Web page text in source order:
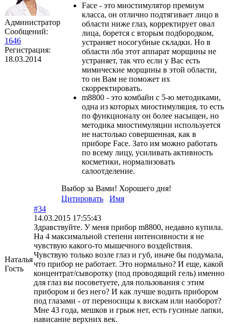
Администратор
Сообщений:
1646
Регистрация:
18.03.2014
Face - это миостимулятор премиум
класса, он отлично подтягивает лицо в
области ниже глаз, корректирует овал
лица, борется с вторым подбородком,
устраняет носогубные складки. Но в
области лба этот аппарат морщины не
устраняет, так что если у Вас есть
мимические морщины в этой области,
то он Вам не поможет их
скорректировать.
m8800 - это комбайн с 5-ю методиками,
одна из которых миостимуляция, то есть
по функционалу он более насыщен, но
методика миостимуляции используется
не настолько совершенная, как в
приборе Face. Зато им можно работать
по всему лицу, усиливать активность
косметики, нормализовать
салоотделение.
Выбор за Вами! Хорошего дня!
Цитировать
Имя
Наталья
Гость
#34
14.03.2015 17:55:43
Здравствуйте. У меня прибор m8800, недавно купила.
На 4 максимальной степени интенсивности я не
чувствую какого-то мышечного воздействия.
Чувствую только возле глаз и губ, иначе бы подумала,
что прибор не работает. Это нормально? И еще, какой
концентрат/сыворотку (под проводящий гель) именно
для глаз вы посоветуете, для пользования с этим
прибором и без него? И как лучше водить прибором
под глазами - от переносицы к вискам или наоборот?
Мне 43 года, мешков и грыж нет, есть гусиные лапки,
нависание верхних век.